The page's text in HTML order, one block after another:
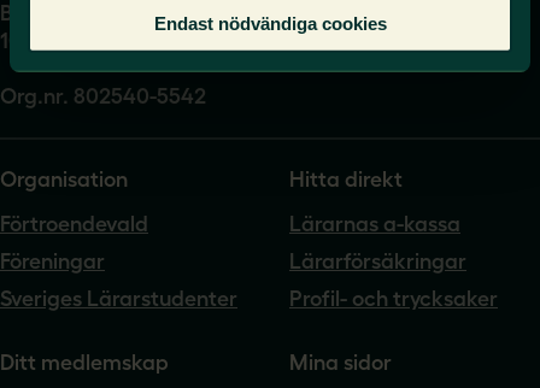
Endast nödvändiga cookies
Box 17061
104 62 Stockholm
Org.nr. 802540-5542
Organisation
Förtroendevald
Föreningar
Sveriges Lärarstudenter
Hitta direkt
Lärarnas a-kassa
Lärarförsäkringar
Profil- och trycksaker
Ditt medlemskap Mina sidor